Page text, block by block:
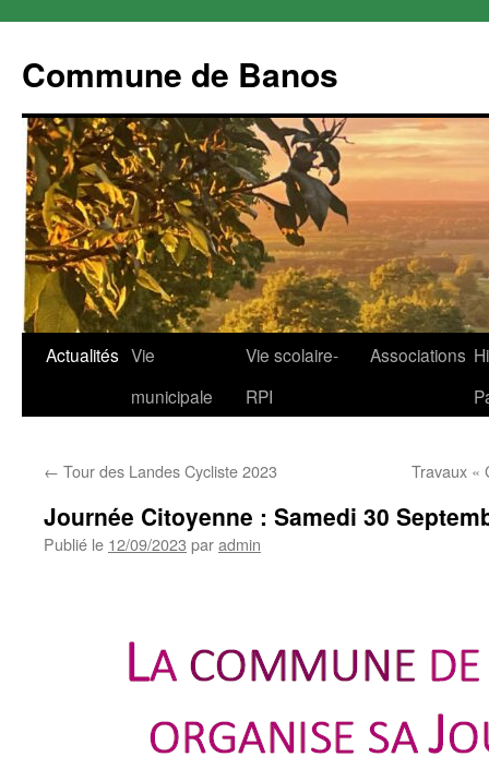
Commune de Banos
Aller
Actualités Vie
municipale
Vie scolaire-
RPI
Associations
← Tour des Landes Cycliste 2023 Travaux «
Journée Citoyenne : Samedi 30
Publié le 12/09/2023 paradmin